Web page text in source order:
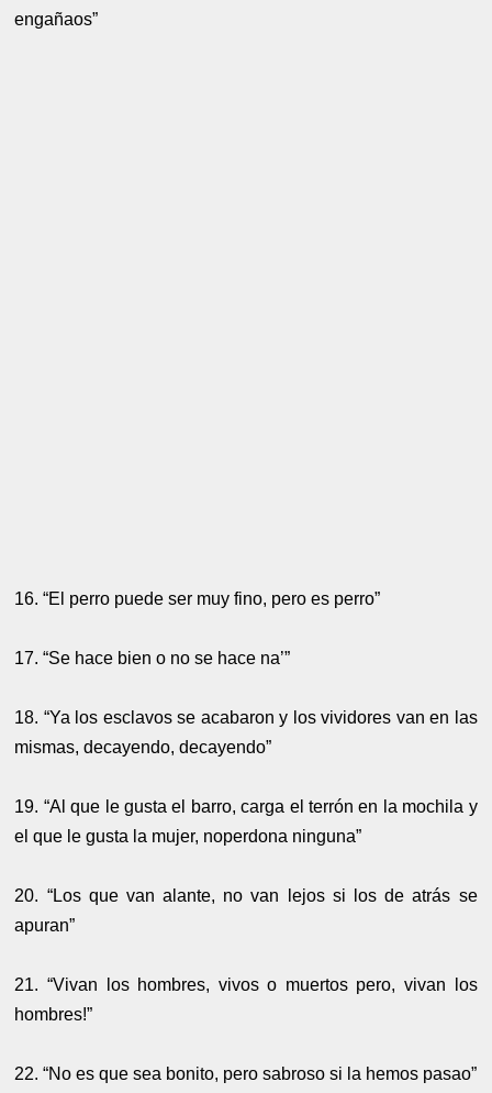
engañaos”
16. “El perro puede ser muy fino, pero es perro”
17. “Se hace bien o no se hace na’”
18. “Ya los esclavos se acabaron y los vividores van en las
mismas, decayendo, decayendo”
19. “Al que le gusta el barro, carga el terrón en la mochila y
el que le gusta la mujer, noperdona ninguna”
20. “Los que van alante, no van lejos si los de atrás se
apuran”
21. “Vivan los hombres, vivos o muertos pero, vivan los
hombres!”
22. “No es que sea bonito, pero sabroso si la hemos pasao”